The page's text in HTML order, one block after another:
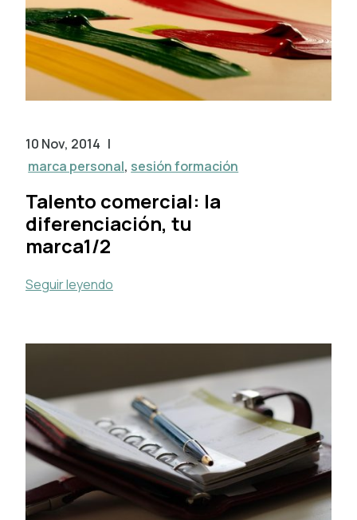
10 Nov, 2014 |
marca personal, sesión formación
Talento comercial: la
diferenciación, tu
marca1/2
Seguir leyendo